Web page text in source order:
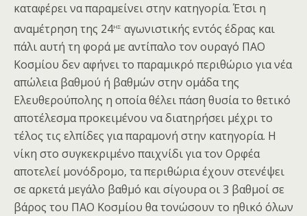
καταφέρει να παραμείνει στην κατηγορία. Έτσι η
αναμέτρηση της 24ης αγωνιστικής εντός έδρας και
πάλι αυτή τη φορά με αντίπαλο τον ουραγό ΠΑΟ
Κοσμίου δεν αφήνει το παραμικρό περιθώριο για νέα
απώλεια βαθμού ή βαθμών στην ομάδα της
Ελευθερούπολης η οποία θέλει πάση θυσία το θετικό
αποτέλεσμα προκειμένου να διατηρήσει μέχρι το
τέλος τις ελπίδες για παραμονή στην κατηγορία. Η
νίκη στο συγκεκριμένο παιχνίδι για τον Ορφέα
αποτελεί μονόδρομο, τα περιθώρια έχουν στενέψει
σε αρκετά μεγάλο βαθμό και σίγουρα οι 3 βαθμοί σε
βάρος του ΠΑΟ Κοσμίου θα τονώσουν το ηθικό όλων